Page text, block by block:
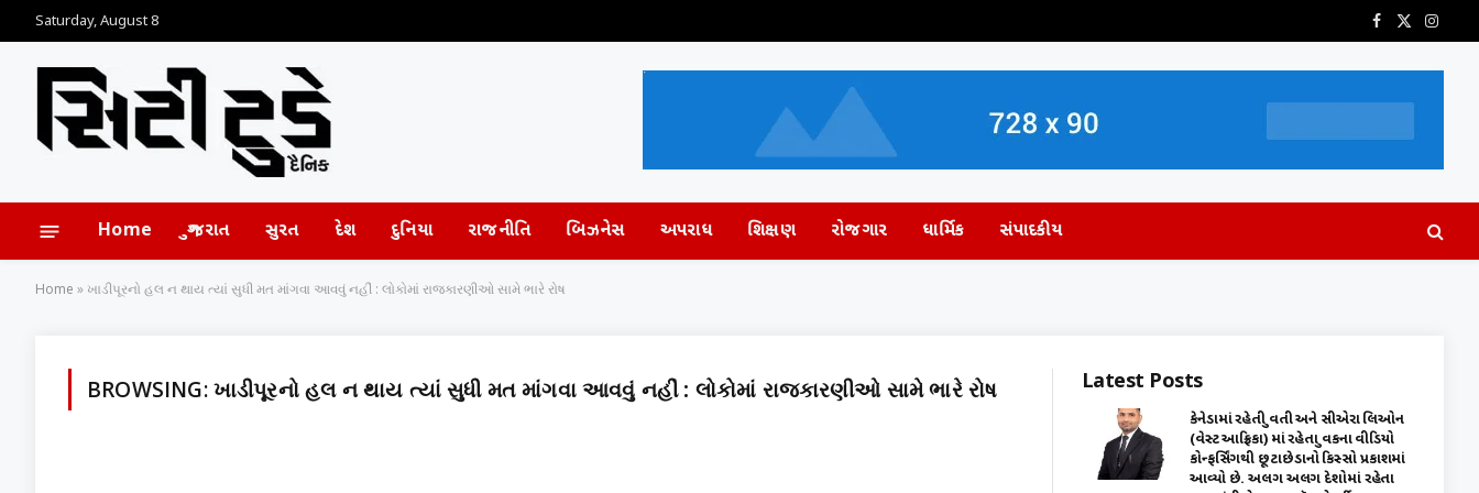
Saturday, August 8 Facebook
X
Home ગુજરાત સુરત દેશ દુનિયા રાજનીતિ બિઝનેસ અપરાધ શિક્ષણ રોજગાર ધાર્મિક સંપાદકીય
Home » ખાડીપૂરનો હલ ન થાય ત્યાં સુધી મત માંગવા આવવું નહીં : લોકોમાં રાજકારણીઓ સામે ભારે રોષ
BROWSING:ખાડીપૂરનો હલ ન થાય ત્યાં સુધી મત માંગવા આવવું નહીં : લોકોમાં રાજકારણીઓ સામે ભારે રોષ Latest Posts
કેનેડામાં રહેતી યુવતી અને સીએરા લિઓન
(વેસ્ટ આફ્રિકા) માં રહેતા યુવકના વીડિયો
કોન્ફર્સિંગથી છૂટાછેડાનો કિસ્સો પ્રકાશમાં
આવ્યો છે. અલગ અલગ દેશોમાં રહેતા